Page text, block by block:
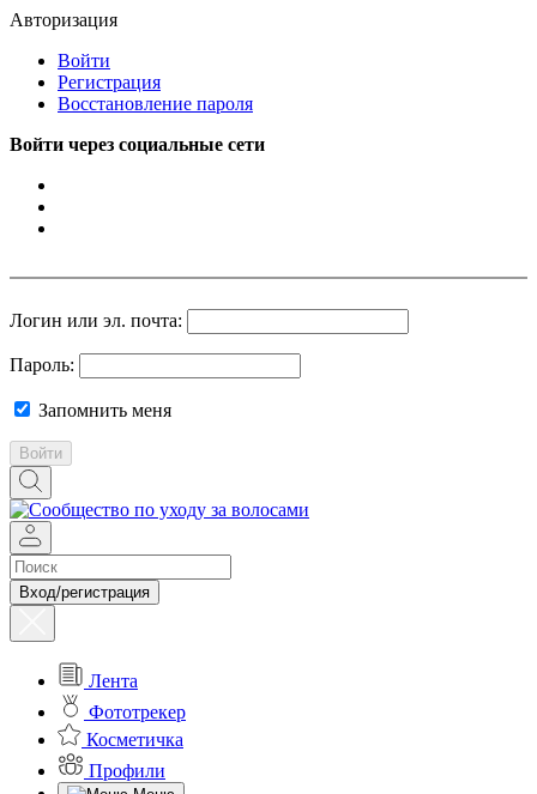
Авторизация
Войти
Регистрация
Восстановление пароля
Войти через социальные сети
Логин или эл. почта:
Пароль:
Запомнить меня
Войти
Вход/регистрация
Лента
Фототрекер
Косметичка
Профили